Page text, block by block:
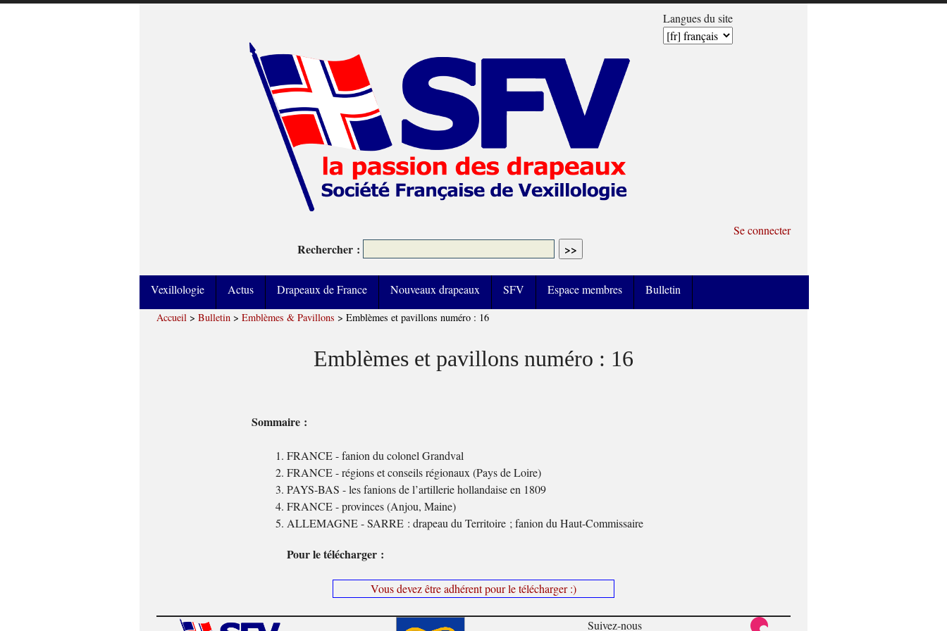
Se connecter
Langues du site
Rechercher :
Vexillologie Actus Drapeaux de France Nouveaux drapeaux SFV Espace membres Bulletin
Accueil > Bulletin > Emblèmes & Pavillons > Emblèmes et pavillons numéro : 16
Emblèmes et pavillons numéro : 16
Sommaire :
FRANCE - fanion du colonel Grandval
FRANCE - régions et conseils régionaux (Pays de Loire)
PAYS-BAS - les fanions de l’artillerie hollandaise en 1809
FRANCE - provinces (Anjou, Maine)
ALLEMAGNE - SARRE : drapeau du Territoire ; fanion du Haut-Commissaire
Pour le télécharger :
Vous devez être adhérent pour le télécharger :)
Suivez-nous